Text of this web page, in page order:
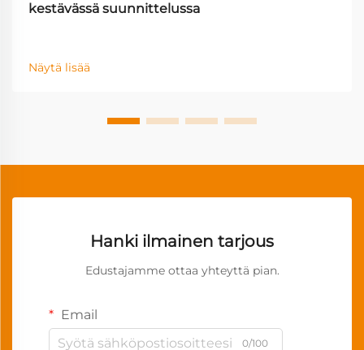
kestävässä suunnittelussa
Näytä lisää
Hanki ilmainen tarjous
Edustajamme ottaa yhteyttä pian.
Email
0/100